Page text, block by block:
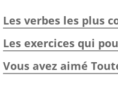
Les verbes les plus
Les exercices qui
Vous avez aimé